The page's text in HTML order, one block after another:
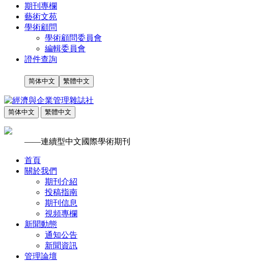
期刊專欄
藝術文苑
學術顧問
學術顧問委員會
編輯委員會
證件查詢
简体中文 繁體中文
简体中文 繁體中文
——連續型中文國際學術期刊
首頁
關於我們
期刊介紹
投稿指南
期刊信息
視頻專欄
新聞動態
通知公告
新聞資訊
管理論壇